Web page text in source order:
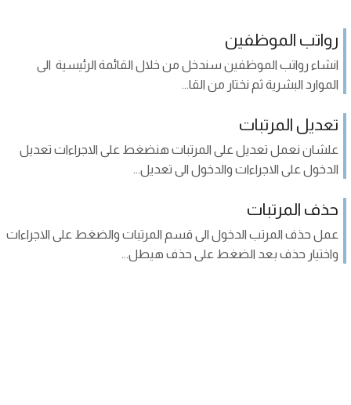
رواتب الموظفين
انشاء رواتب الموظفين سندخل من خلال القائمة الرئيسية الى
الموارد البشرية ثم نختار من القا...
تعديل المرتبات
علشان نعمل تعديل على المرتبات هنضغط على الاجراءات تعديل
الدخول على الاجراءات والدخول الى تعديل...
حذف المرتبات
عمل حذف المرتب الدخول الى قسم المرتبات والضغط على الاجراءات
واختيار حذف بعد الضغط على حذف هيطل...